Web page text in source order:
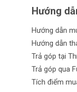
Hướng
Hướng dẫn
Hướng dẫn
Trả góp tại
Trả góp qua
Tích điểm